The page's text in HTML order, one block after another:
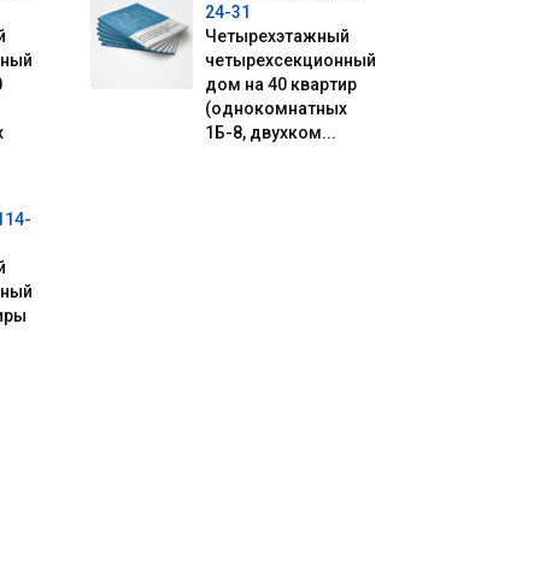
24-31
Четырехэтажный
четырехсекционный
дом на 40 квартир
(однокомнатных
1Б-8, двухком...